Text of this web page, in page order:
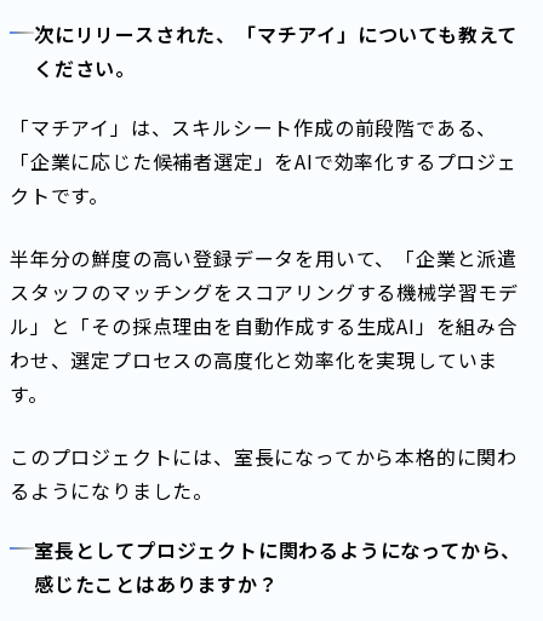
次にリリースされた、「マチアイ」についても教えて
ください。
「マチアイ」は、スキルシート作成の前段階である、
「企業に応じた候補者選定」をAIで効率化するプロジェ
クトです。
半年分の鮮度の高い登録データを用いて、「企業と派遣
スタッフのマッチングをスコアリングする機械学習モデ
ル」と「その採点理由を自動作成する生成AI」を組み合
わせ、選定プロセスの高度化と効率化を実現していま
す。
このプロジェクトには、室長になってから本格的に関わ
るようになりました。
室長としてプロジェクトに関わるようになってから、
感じたことはありますか？